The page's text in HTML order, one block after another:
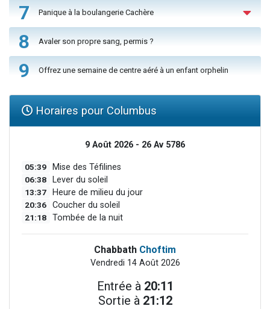
7 Panique à la boulangerie Cachère
8 Avaler son propre sang, permis ?
9 Offrez une semaine de centre aéré à un enfant orphelin
Horaires pour Columbus
9 Août 2026 - 26 Av 5786
05:39 Mise des Téfilines
06:38 Lever du soleil
13:37 Heure de milieu du jour
20:36 Coucher du soleil
21:18 Tombée de la nuit
Chabbath Choftim
Vendredi 14 Août 2026
Entrée à 20:11
Sortie à 21:12